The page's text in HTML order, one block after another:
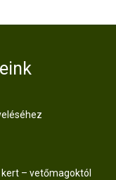
– vetőmagoktól